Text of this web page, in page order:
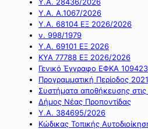
Υ.Α. Α.1067/2026
Υ.Α. 68104 ΕΞ 2026/2026
ν. 998/1979
Υ.Α. 69101 ΕΞ 2026
ΚΥΑ 77788 ΕΞ 2026/2026
Γενικό Έγγραφο ΕΦΚΑ
Προγραμματική Περίοδος
Συστήματα αποθήκευσης στις
Δήμος Νέας Προποντίδας
Υ.Α. 384695/2026
Κώδικας Τοπικής